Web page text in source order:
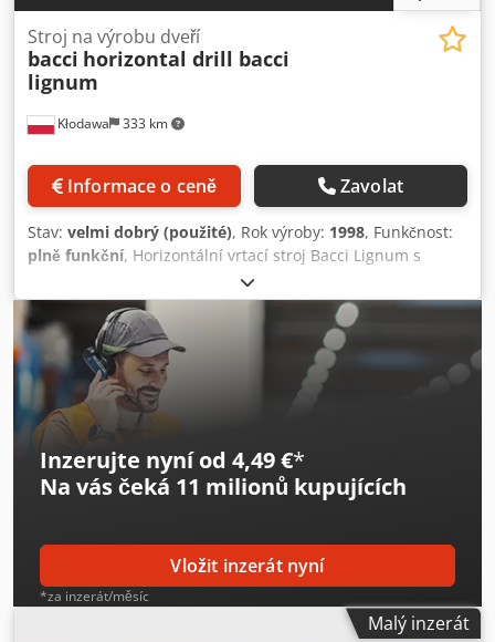
Kłodawa 333 km
Stroj na výrobu dveří
bacci horizontal drill bacci
lignum
Informace o ceně Zavolat
Stav: velmi dobrý (použité), Rok výroby: 1998, Funkčnost:
plně funkční, Horizontální vrtací stroj Bacci Lignum s
oscilací, pneumatickým stolem, nastavitelný Dwsdpfx
Aewyghbjqpea
Inzerujte nyní od 4,49 €*
Na vás čeká 11 milionů kupujících
Vložit inzerát nyní
*za inzerát/měsíc
Malý inzerát